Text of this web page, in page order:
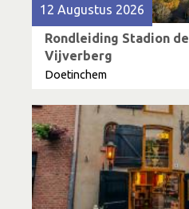
12 Augustus 2026
Rondleiding Stadion de
Vijverberg
Doetinchem